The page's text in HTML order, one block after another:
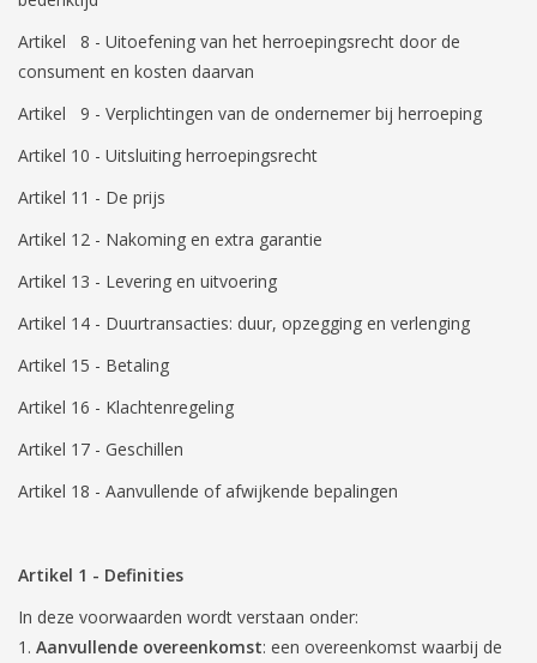
Baby & Peuter
Speelgoed & hobby
Cadeau & feest
Veiligheid
Pasen
Artikel 8 - Uitoefening van het herroepingsrecht door de
consument en kosten daarvan
Artikel 9 - Verplichtingen van de ondernemer bij herroeping
Artikel 10 - Uitsluiting herroepingsrecht
Artikel 11 - De prijs
Artikel 12 - Nakoming en extra garantie
Artikel 13 - Levering en uitvoering
Artikel 14 - Duurtransacties: duur, opzegging en verlenging
Artikel 15 - Betaling
Artikel 16 - Klachtenregeling
Artikel 17 - Geschillen
Artikel 18 - Aanvullende of afwijkende bepalingen
Artikel 1 - Definities
In deze voorwaarden wordt verstaan onder:
Aanvullende overeenkomst: een overeenkomst waarbij de